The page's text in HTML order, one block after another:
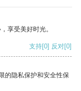
享受美好时光。
支持[0] 反对[0]
的隐私保护和安全性保